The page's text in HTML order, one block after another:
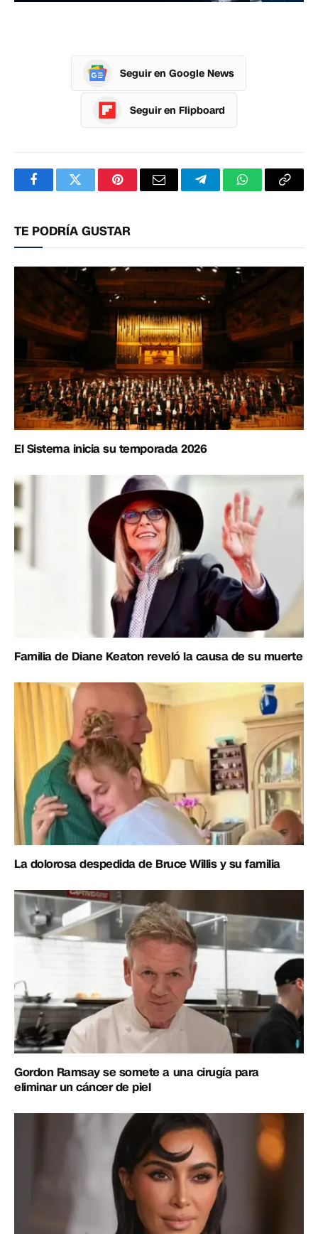
Seguir en Google News
Seguir en Flipboard
FacebookTwitterPinterestCorreoTelegramWhatsApp
TE PODRÍA GUSTAR
El Sistema inicia su temporada 2026
Familia de Diane Keaton reveló la causa de su muerte
La dolorosa despedida de Bruce Willis y su familia
Gordon Ramsay se somete a una cirugía para
eliminar un cáncer de piel